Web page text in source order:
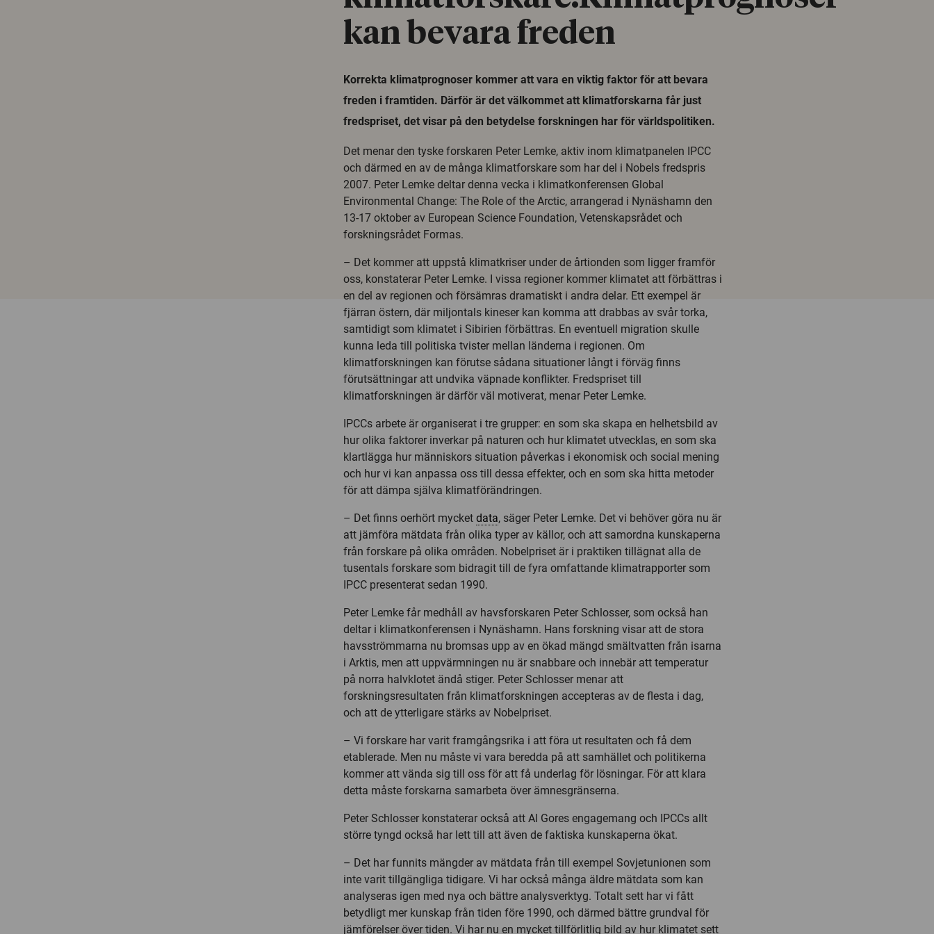
kan bevara freden
Korrekta klimatprognoser kommer att vara en viktig faktor för att bevara
freden i framtiden. Därför är det välkommet att klimatforskarna får just
fredspriset, det visar på den betydelse forskningen har för världspolitiken.
Det menar den tyske forskaren Peter Lemke, aktiv inom klimatpanelen IPCC
och därmed en av de många klimatforskare som har del i Nobels fredspris
2007. Peter Lemke deltar denna vecka i klimatkonferensen Global
Environmental Change: The Role of the Arctic, arrangerad i Nynäshamn den
13-17 oktober av European Science Foundation, Vetenskapsrådet och
forskningsrådet Formas.
– Det kommer att uppstå klimatkriser under de årtionden som ligger framför
oss, konstaterar Peter Lemke. I vissa regioner kommer klimatet att förbättras i
en del av regionen och försämras dramatiskt i andra delar. Ett exempel är
fjärran östern, där miljontals kineser kan komma att drabbas av svår torka,
samtidigt som klimatet i Sibirien förbättras. En eventuell migration skulle
kunna leda till politiska tvister mellan länderna i regionen. Om
klimatforskningen kan förutse sådana situationer långt i förväg finns
förutsättningar att undvika väpnade konflikter. Fredspriset till
klimatforskningen är därför väl motiverat, menar Peter Lemke.
IPCCs arbete är organiserat i tre grupper: en som ska skapa en helhetsbild av
hur olika faktorer inverkar på naturen och hur klimatet utvecklas, en som ska
klartlägga hur människors situation påverkas i ekonomisk och social mening
och hur vi kan anpassa oss till dessa effekter, och en som ska hitta metoder
för att dämpa själva klimatförändringen.
– Det finns oerhört mycket data, säger Peter Lemke. Det vi behöver göra nu är
att jämföra mätdata från olika typer av källor, och att samordna kunskaperna
från forskare på olika områden. Nobelpriset är i praktiken tillägnat alla de
tusentals forskare som bidragit till de fyra omfattande klimatrapporter som
IPCC presenterat sedan 1990.
Peter Lemke får medhåll av havsforskaren Peter Schlosser, som också han
deltar i klimatkonferensen i Nynäshamn. Hans forskning visar att de stora
havsströmmarna nu bromsas upp av en ökad mängd smältvatten från isarna
i Arktis, men att uppvärmningen nu är snabbare och innebär att temperatur
på norra halvklotet ändå stiger. Peter Schlosser menar att
forskningsresultaten från klimatforskningen accepteras av de flesta i dag,
och att de ytterligare stärks av Nobelpriset.
– Vi forskare har varit framgångsrika i att föra ut resultaten och få dem
etablerade. Men nu måste vi vara beredda på att samhället och politikerna
kommer att vända sig till oss för att få underlag för lösningar. För att klara
detta måste forskarna samarbeta över ämnesgränserna.
Peter Schlosser konstaterar också att Al Gores engagemang och IPCCs allt
större tyngd också har lett till att även de faktiska kunskaperna ökat.
– Det har funnits mängder av mätdata från till exempel Sovjetunionen som
inte varit tillgängliga tidigare. Vi har också många äldre mätdata som kan
analyseras igen med nya och bättre analysverktyg. Totalt sett har vi fått
betydligt mer kunskap från tiden före 1990, och därmed bättre grundval för
jämförelser över tiden. Vi har nu en mycket tillförlitlig bild av hur klimatet sett